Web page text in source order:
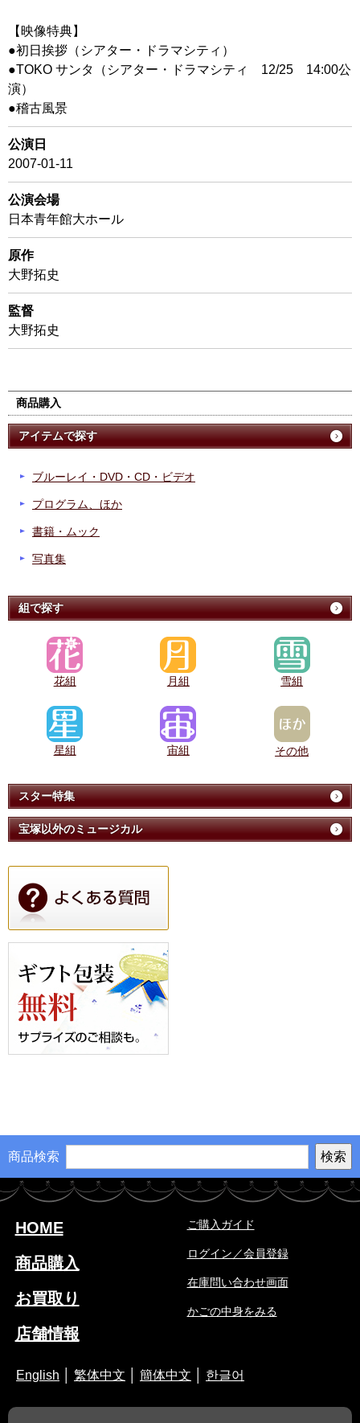
【映像特典】
●初日挨拶（シアター・ドラマシティ）
●TOKO サンタ（シアター・ドラマシティ 12/25 14:00公
演）
●稽古風景
公演日
2007-01-11
公演会場
日本青年館大ホール
原作
大野拓史
監督
大野拓史
商品購入
アイテムで探す
ブルーレイ・DVD・CD・ビデオ
プログラム、ほか
書籍・ムック
写真集
組で探す
花組 月組 雪組
星組 宙組 その他
スター特集
宝塚以外のミュージカル
商品検索
HOME
商品購入
お買取り
店舗情報
ご購入ガイド
ログイン／会員登録
在庫問い合わせ画面
かごの中身をみる
English 繁体中文 簡体中文 한글어